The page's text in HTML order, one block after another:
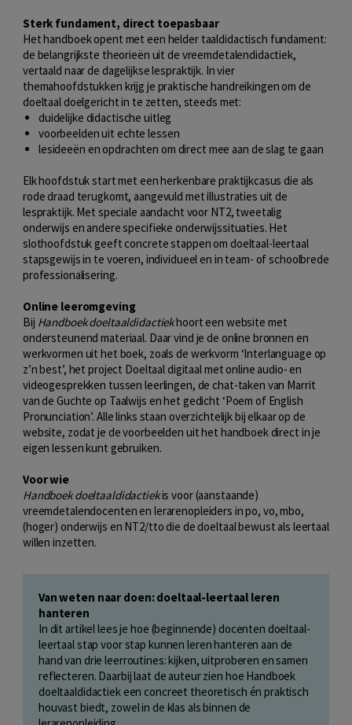
Sterk fundament, direct toepasbaar
Het handboek opent met een helder taaldidactisch fundament:
de belangrijkste theorieën uit de vreemdetalendidactiek,
vertaald naar de dagelijkse lespraktijk. In vier
themahoofdstukken krijg je praktische handreikingen om de
doeltaal doelgericht in te zetten, steeds met:
duidelijke didactische uitleg
voorbeelden uit echte lessen
lesideeën en opdrachten om direct mee aan de slag te gaan
Elk hoofdstuk start met een herkenbare praktijkcasus die als
rode draad terugkomt, aangevuld met illustraties uit de
lespraktijk. Met speciale aandacht voor NT2, tweetalig
onderwijs en andere specifieke onderwijssituaties. Het
slothoofdstuk geeft concrete stappen om doeltaal-leertaal
stapsgewijs in te voeren, individueel en in team- of schoolbrede
professionalisering.
Online leeromgeving
Bij Handboek doeltaaldidactiekhoort een website met
ondersteunend materiaal. Daar vind je de online bronnen en
werkvormen uit het boek, zoals de werkvorm ‘Interlanguage op
z’n best’, het project Doeltaal digitaal met online audio- en
videogesprekken tussen leerlingen, de chat-taken van Marrit
van de Guchte op Taalwijs en het gedicht ‘Poem of English
Pronunciation’. Alle links staan overzichtelijk bij elkaar op de
website, zodat je de voorbeelden uit het handboek direct in je
eigen lessen kunt gebruiken.
Voor wie
Handboek doeltaaldidactiekis voor (aanstaande)
vreemdetalendocenten en lerarenopleiders in po, vo, mbo,
(hoger) onderwijs en NT2/tto die de doeltaal bewust als leertaal
willen inzetten.
Van weten naar doen: doeltaal-leertaal leren
hanteren
In dit artikel lees je hoe (beginnende) docenten doeltaal-
leertaal stap voor stap kunnen leren hanteren aan de
hand van drie leerroutines: kijken, uitproberen en samen
reflecteren. Daarbij laat de auteur zien hoe Handboek
doeltaaldidactiek een concreet theoretisch én praktisch
houvast biedt, zowel in de klas als binnen de